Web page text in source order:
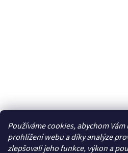
Používáme cookies, abychom
prohlížení webu a díky analýze
zlepšovali jeho funkce, výkon a